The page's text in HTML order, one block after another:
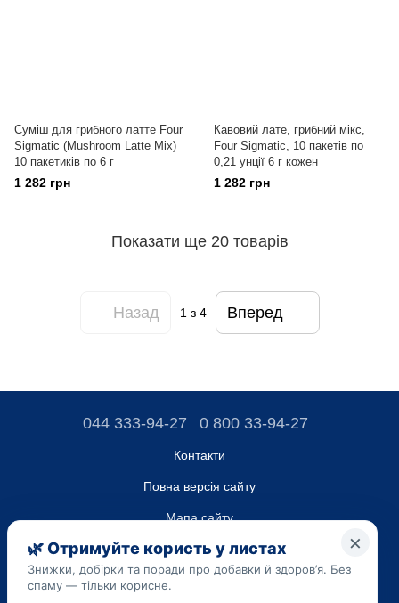
Суміш для грибного латте Four
Sigmatic (Mushroom Latte Mix)
10 пакетиків по 6 г
1 282 грн
Кавовий лате, грибний мікс,
Four Sigmatic, 10 пакетів по
0,21 унції 6 г кожен
1 282 грн
Показати ще 20 товарів
Назад 1 з 4 Вперед
044 333-94-27 0 800 33-94-27
Контакти
Повна версія сайту
Мапа сайту
ТОВ “ДО ЮА”,
Код ЄДРПОУ 45223262
Дата реєстрації 14.09.2023